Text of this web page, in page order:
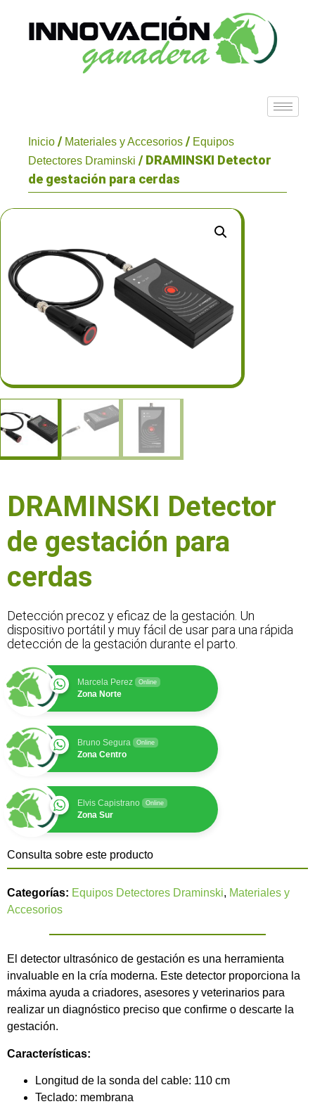
Inicio / Materiales y Accesorios / Equipos
Detectores Draminski / DRAMINSKI Detector
de gestación para cerdas
DRAMINSKI Detector
de gestación para
cerdas
Detección precoz y eficaz de la gestación. Un
dispositivo portátil y muy fácil de usar para una rápida
detección de la gestación durante el parto.
Marcela Perez Online
Zona Norte
Bruno Segura Online
Zona Centro
Elvis Capistrano Online
Zona Sur
Consulta sobre este producto
Categorías: Equipos Detectores Draminski, Materiales y
Accesorios
El detector ultrasónico de gestación es una herramienta
invaluable en la cría moderna. Este detector proporciona la
máxima ayuda a criadores, asesores y veterinarios para
realizar un diagnóstico preciso que confirme o descarte la
gestación.
Características:
Longitud de la sonda del cable: 110 cm
Teclado: membrana